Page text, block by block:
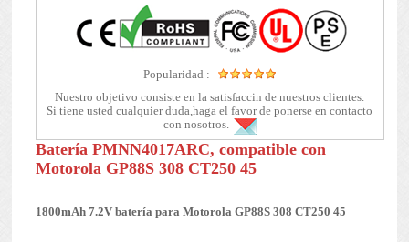
Popularidad :
Nuestro objetivo consiste en la satisfaccin de nuestros clientes.
Si tiene usted cualquier duda,haga el favor de ponerse en contacto
con nosotros.
Batería PMNN4017ARC, compatible con
Motorola GP88S 308 CT250 45
1800mAh 7.2V batería para Motorola GP88S 308 CT250 45